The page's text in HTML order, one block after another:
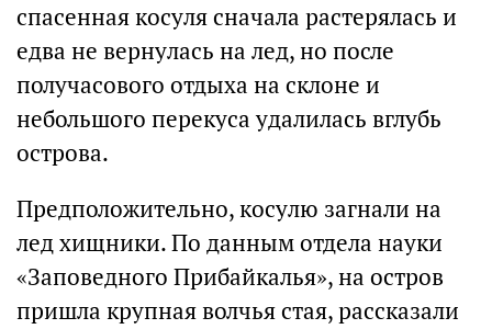
спасенная косуля сначала растерялась и
едва не вернулась на лед, но после
получасового отдыха на склоне и
небольшого перекуса удалилась вглубь
острова.
Предположительно, косулю загнали на
лед хищники. По данным отдела науки
«Заповедного Прибайкалья», на остров
пришла крупная волчья стая, рассказали